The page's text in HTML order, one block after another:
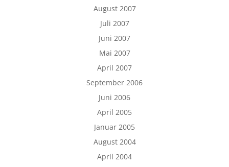
August 2007
Juli 2007
Juni 2007
Mai 2007
April 2007
September 2006
Juni 2006
April 2005
Januar 2005
August 2004
April 2004